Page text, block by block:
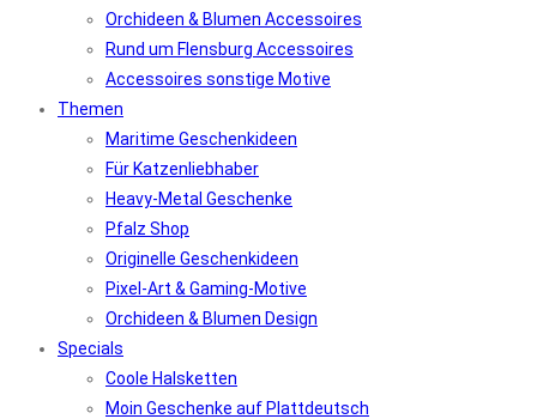
Orchideen & Blumen Accessoires
Rund um Flensburg Accessoires
Accessoires sonstige Motive
Themen
Maritime Geschenkideen
Für Katzenliebhaber
Heavy-Metal Geschenke
Pfalz Shop
Originelle Geschenkideen
Pixel-Art & Gaming-Motive
Orchideen & Blumen Design
Specials
Coole Halsketten
Moin Geschenke auf Plattdeutsch